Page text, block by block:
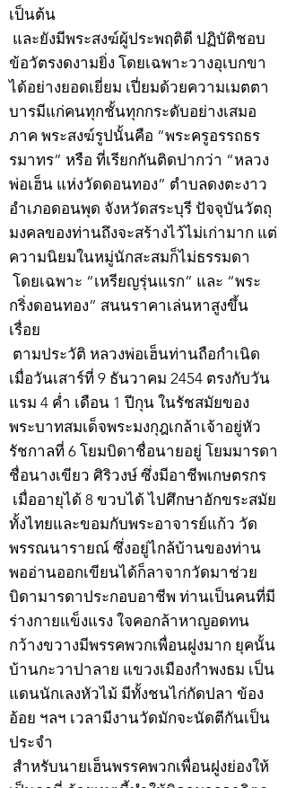
เป็นต้น
และยังมีพระสงฆ์ผู้ประพฤติดี ปฏิบัติชอบ
ข้อวัตรงดงามยิ่ง โดยเฉพาะวางอุเบกขา
ได้อย่างยอดเยี่ยม เปี่ยมด้วยความเมตตา
บารมีแก่คนทุกชั้นทุกกระดับอย่างเสมอ
ภาค พระสงฆ์รูปนั้นคือ “พระครูอรรถธร
รมาทร” หรือ ที่เรียกกันติดปากว่า “หลวง
พ่อเฮ็น แห่งวัดดอนทอง” ตำบลดงตะงาว
อำเภอดอนพุด จังหวัดสระบุรี ปัจจุบันวัตถุ
มงคลของท่านถึงจะสร้างไว้ไม่เก่ามาก แต่
ความนิยมในหมู่นักสะสมก็ไม่ธรรมดา
โดยเฉพาะ “เหรียญรุ่นแรก” และ “พระ
กริ่งดอนทอง” สนนราคาเล่นหาสูงขึ้น
เรื่อย
ตามประวัติ หลวงพ่อเฮ็นท่านถือกำเนิด
เมื่อวันเสาร์ที่ 9 ธันวาคม 2454 ตรงกับวัน
แรม 4 ค่ำ เดือน 1 ปีกุน ในรัชสมัยของ
พระบาทสมเด็จพระมงกุฎเกล้าเจ้าอยู่หัว
รัชกาลที่ 6 โยมบิดาชื่อนายอยู่ โยมมารดา
ชื่อนางเขียว ศิริวงษ์ ซึ่งมีอาชีพเกษตรกร
เมื่ออายุได้ 8 ขวบได้ ไปศึกษาอักขระสมัย
ทั้งไทยและขอมกับพระอาจารย์แก้ว วัด
พรรณนารายณ์ ซึ่งอยู่ไกล้บ้านของท่าน
พออ่านออกเขียนได้ก็ลาจากวัดมาช่วย
บิดามารดาประกอบอาชีพ ท่านเป็นคนที่มี
ร่างกายแข็งแรง ใจคอกล้าหาญอดทน
กว้างขวางมีพรรคพวกเพื่อนฝูงมาก ยุคนั้น
บ้านกะวาปาลาย แขวงเมืองกำพงธม เป็น
แดนนักเลงหัวไม้ มีทั้งชนไก่กัดปลา ข้อง
อ้อย ฯลฯ เวลามีงานวัดมักจะนัดตีกันเป็น
ประจำ
สำหรับนายเฮ็นพรรคพวกเพื่อนฝูงย่องให้